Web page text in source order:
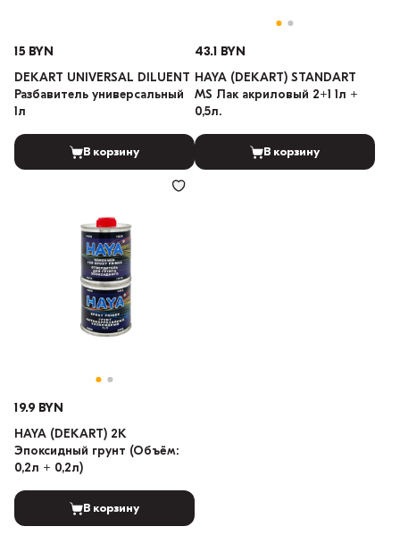
15 BYN
DEKART UNIVERSAL DILUENT
Разбавитель универсальный
1л
В корзину
43.1 BYN
HAYA (DEKART) STANDART
MS Лак акриловый 2+1 1л +
0,5л.
В корзину
19.9 BYN
HAYA (DEKART) 2K
Эпоксидный грунт (Объём:
0,2л + 0,2л)
В корзину